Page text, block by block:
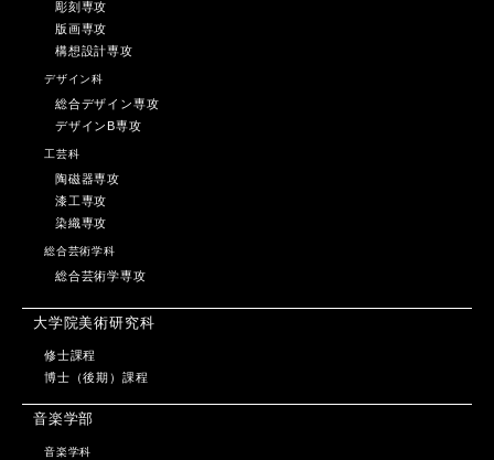
彫刻専攻
版画専攻
構想設計専攻
デザイン科
総合デザイン専攻
デザインB専攻
工芸科
陶磁器専攻
漆工専攻
染織専攻
総合芸術学科
総合芸術学専攻
大学院美術研究科
修士課程
博士（後期）課程
音楽学部
音楽学科